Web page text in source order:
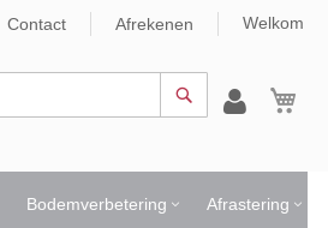
Contact Afrekenen Welkom
Bodemverbetering Afrastering